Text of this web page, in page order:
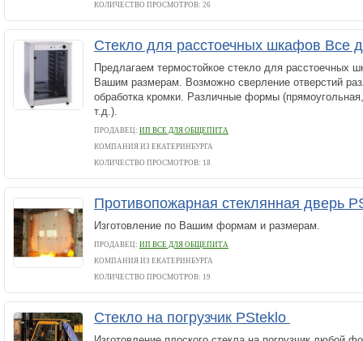
КОЛИЧЕСТВО ПРОСМОТРОВ: 26
Стекло для расстоечных шкафов Все
Предлагаем термостойкое стекло для расстоечных
Вашим размерам. Возможно сверление отверстий
обработка кромки. Различные формы
т.д.).
ПРОДАВЕЦ: ИП ВСЕ ДЛЯ ОБЩЕПИТА
КОМПАНИЯ ИЗ ЕКАТЕРИНБУРГА
КОЛИЧЕСТВО ПРОСМОТРОВ: 18
Противопожарная стеклянная дверь
Изготовление по Вашим формам и размерам.
ПРОДАВЕЦ: ИП ВСЕ ДЛЯ ОБЩЕПИТА
КОМПАНИЯ ИЗ ЕКАТЕРИНБУРГА
КОЛИЧЕСТВО ПРОСМОТРОВ: 19
Стекло на погрузчик PSteklo